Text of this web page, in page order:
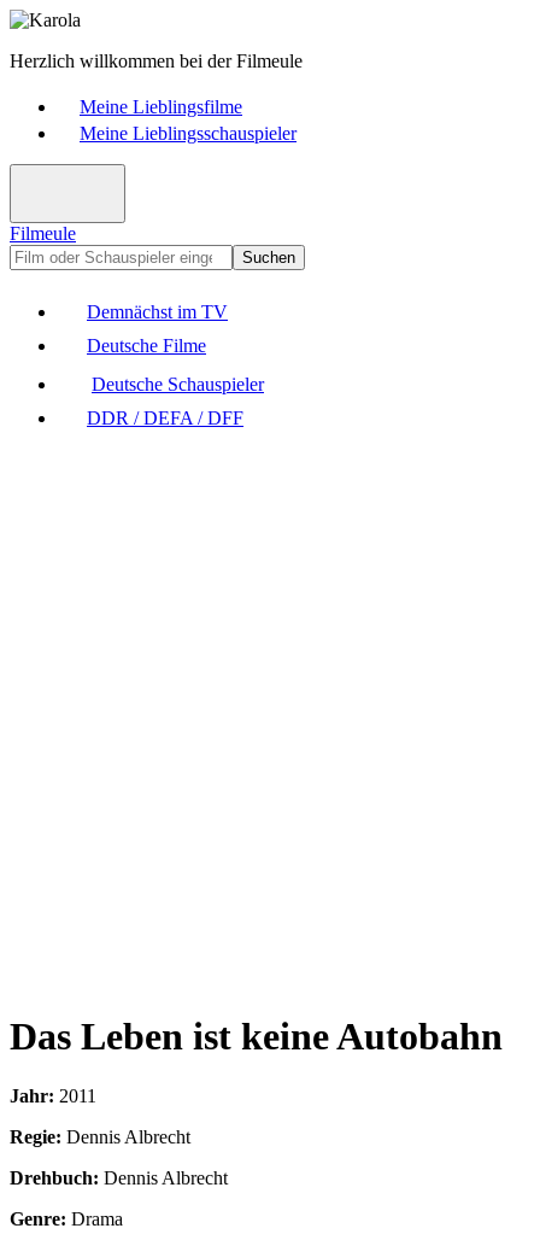
Herzlich willkommen bei der Filmeule
Meine Lieblingsfilme
Meine Lieblingsschauspieler
Filmeule
Suchen
Demnächst im TV
Deutsche Filme
Deutsche Schauspieler
DDR / DEFA / DFF
Das Leben ist keine Autobahn
Jahr: 2011
Regie: Dennis Albrecht
Drehbuch: Dennis Albrecht
Genre: Drama